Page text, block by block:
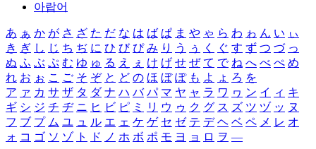
아랍어
あ ぁ か が さ ざ た だ な は ば ぱ ま や ゃ ら わ ゎ ん い ぃ
き ぎ し じ ち ぢ に ひ び ぴ み り う ぅ く ぐ す ず つ づ っ
ぬ ふ ぶ ぷ む ゆ ゅ る え ぇ け げ せ ぜ て で ね へ べ ぺ め
れ お ぉ こ ご そ ぞ と ど の ほ ぼ ぽ も よ ょ ろ を
ア ァ カ サ ザ タ ダ ナ ハ バ パ マ ヤ ャ ラ ワ ヮ ン イ ィ キ
ギ シ ジ チ ヂ ニ ヒ ビ ピ ミ リ ウ ゥ ク グ ス ズ ツ ヅ ッ ヌ
フ ブ プ ム ユ ュ ル エ ェ ケ ゲ セ ゼ テ デ ヘ ベ ペ メ レ オ
ォ コ ゴ ソ ゾ ト ド ノ ホ ボ ポ モ ヨ ョ ロ ヲ ―